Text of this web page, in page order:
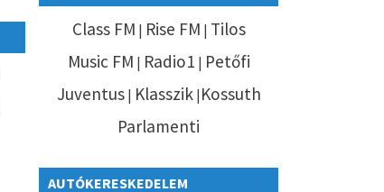
Class FM | Rise FM | Tilos
Music FM | Radio1 | Petőfi
Juventus| Klasszik| Kossuth
Parlamenti
AUTÓKERESKEDELEM